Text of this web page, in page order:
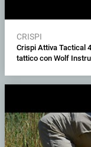
CRISPI
Crispi Attiva Tactical
tattico con Wolf